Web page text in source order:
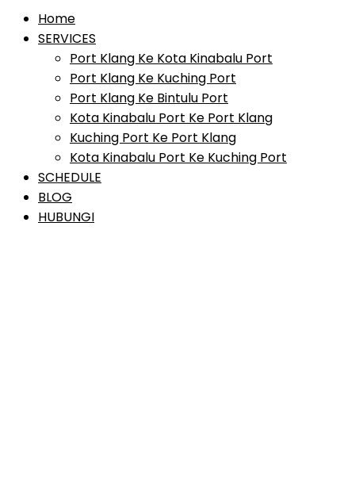
Home
SERVICES
Port Klang Ke Kota Kinabalu Port
Port Klang Ke Kuching Port
Port Klang Ke Bintulu Port
Kota Kinabalu Port Ke Port Klang
Kuching Port Ke Port Klang
Kota Kinabalu Port Ke Kuching Port
SCHEDULE
BLOG
HUBUNGI